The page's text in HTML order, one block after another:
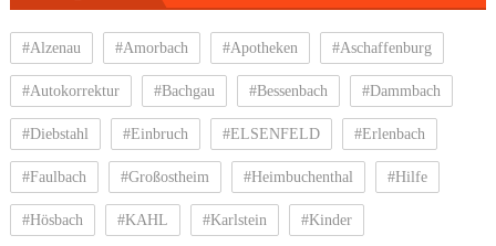
#Alzenau #Amorbach #Apotheken #Aschaffenburg
#Autokorrektur #Bachgau #Bessenbach #Dammbach
#Diebstahl #Einbruch #ELSENFELD #Erlenbach
#Faulbach #Großostheim #Heimbuchenthal #Hilfe
#Hösbach #KAHL #Karlstein #Kinder